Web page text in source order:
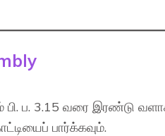
ப. 3.15 வரை இரண்டு
பார்க்கவும்.